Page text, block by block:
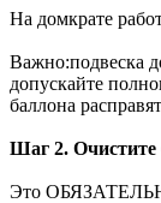
На домкрате
Важно:подвеска
допускайте
баллона
Шаг 2. Очистите
Это